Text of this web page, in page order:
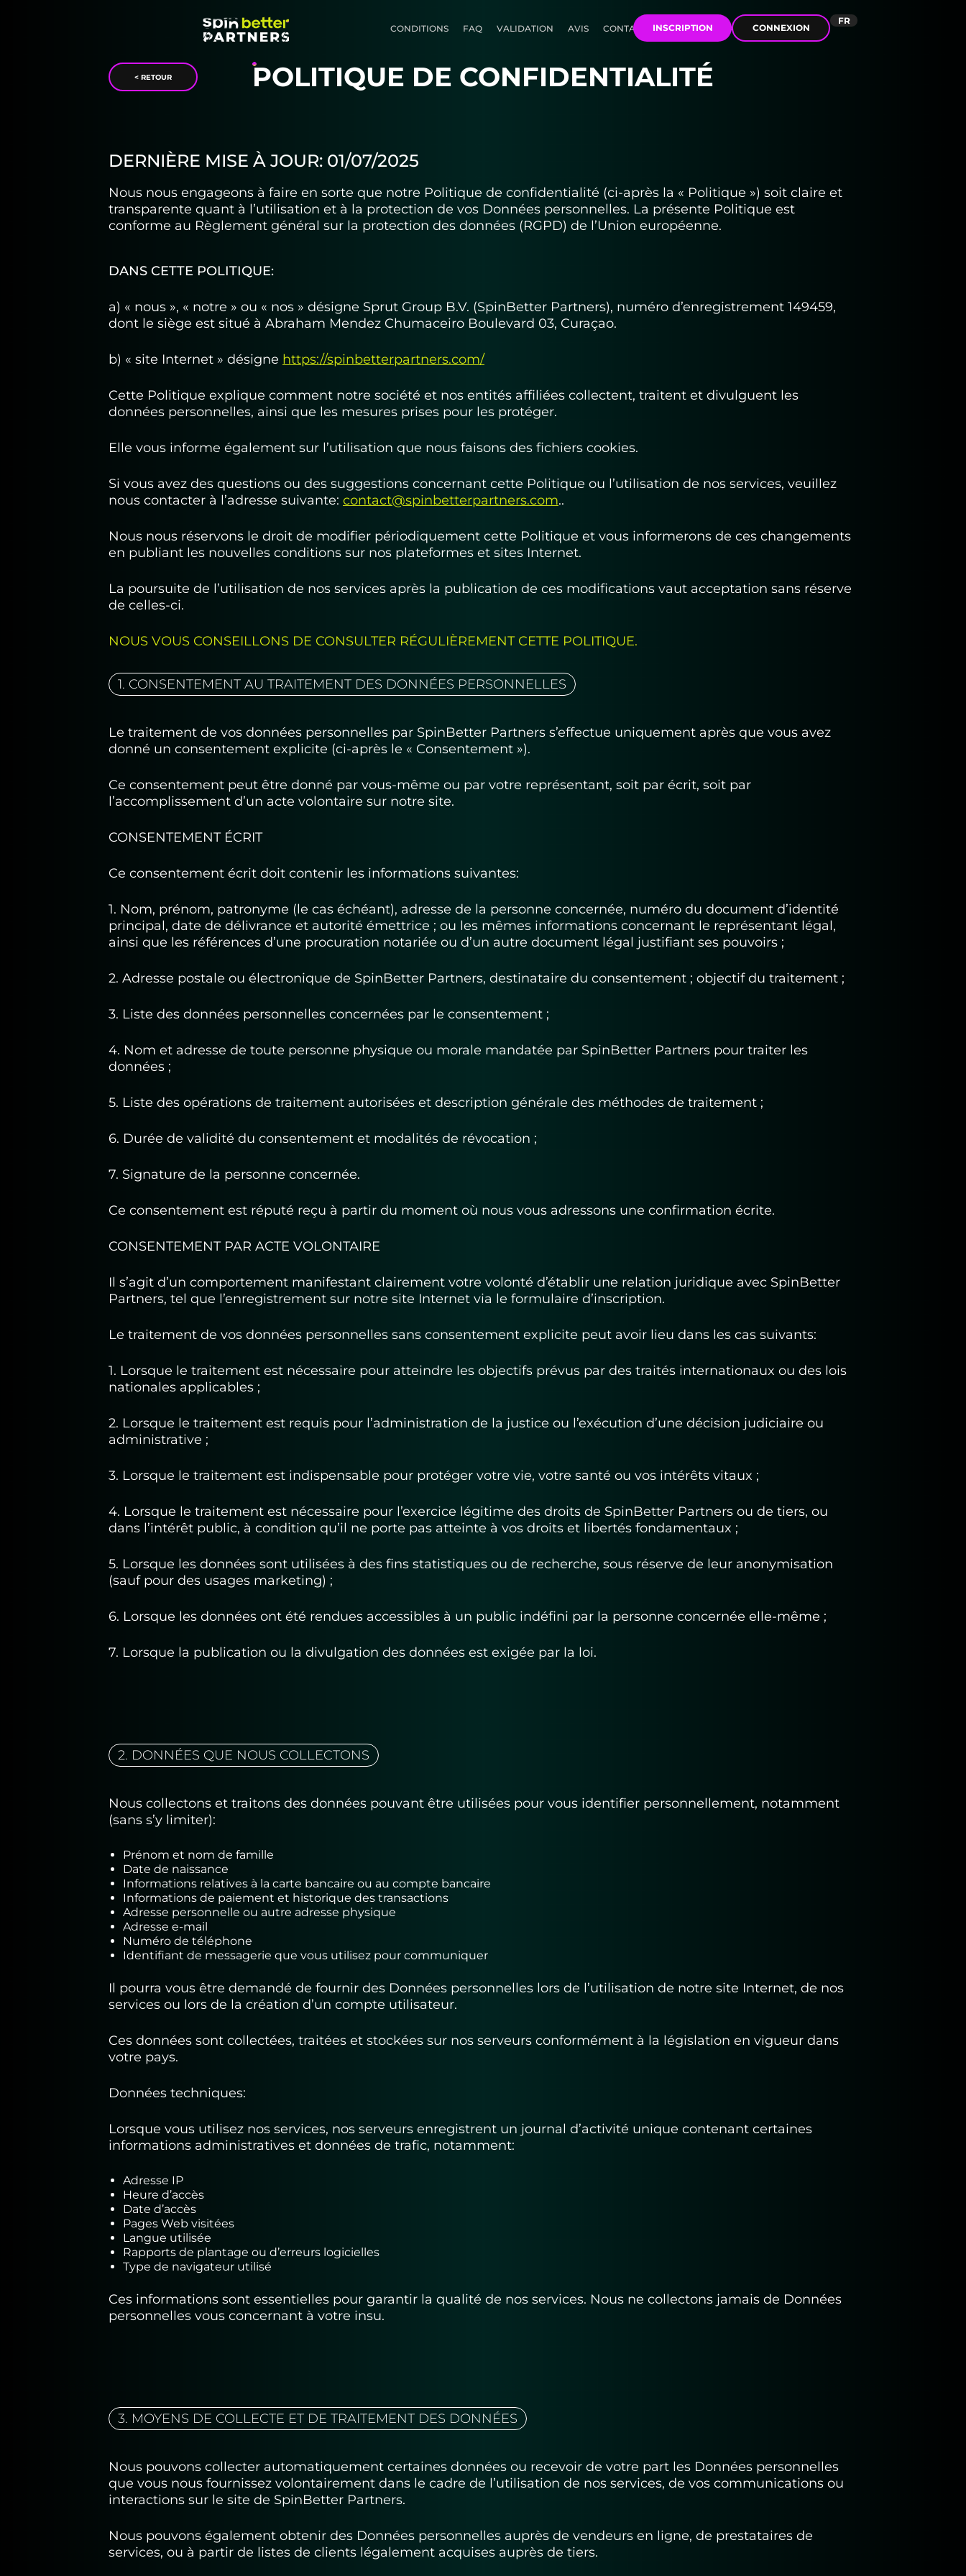
CONDITIONS FAQ VALIDATION AVIS CONTACTS & RÉSEAUX SOCIAUX
INSCRIPTION CONNEXION
FR
AR
POLITIQUE DE CONFIDENTIALITÉ
< RETOUR
DERNIÈRE MISE À JOUR: 01/07/2025
Nous nous engageons à faire en sorte que notre Politique de confidentialité (ci-après la « Politique ») soit claire et
transparente quant à l’utilisation et à la protection de vos Données personnelles. La présente Politique est
conforme au Règlement général sur la protection des données (RGPD) de l’Union européenne.
DANS CETTE POLITIQUE:
a) « nous », « notre » ou « nos » désigne Sprut Group B.V. (SpinBetter Partners), numéro d’enregistrement 149459,
dont le siège est situé à Abraham Mendez Chumaceiro Boulevard 03, Curaçao.
b) « site Internet » désigne https://spinbetterpartners.com/
Cette Politique explique comment notre société et nos entités affiliées collectent, traitent et divulguent les
données personnelles, ainsi que les mesures prises pour les protéger.
Elle vous informe également sur l’utilisation que nous faisons des fichiers cookies.
Si vous avez des questions ou des suggestions concernant cette Politique ou l’utilisation de nos services, veuillez
nous contacter à l’adresse suivante: contact@spinbetterpartners.com..
Nous nous réservons le droit de modifier périodiquement cette Politique et vous informerons de ces changements
en publiant les nouvelles conditions sur nos plateformes et sites Internet.
La poursuite de l’utilisation de nos services après la publication de ces modifications vaut acceptation sans réserve
de celles-ci.
NOUS VOUS CONSEILLONS DE CONSULTER RÉGULIÈREMENT CETTE POLITIQUE.
1. CONSENTEMENT AU TRAITEMENT DES DONNÉES PERSONNELLES
Le traitement de vos données personnelles par SpinBetter Partners s’effectue uniquement après que vous avez
donné un consentement explicite (ci-après le « Consentement »).
Ce consentement peut être donné par vous-même ou par votre représentant, soit par écrit, soit par
l’accomplissement d’un acte volontaire sur notre site.
CONSENTEMENT ÉCRIT
Ce consentement écrit doit contenir les informations suivantes:
1. Nom, prénom, patronyme (le cas échéant), adresse de la personne concernée, numéro du document d’identité
principal, date de délivrance et autorité émettrice ; ou les mêmes informations concernant le représentant légal,
ainsi que les références d’une procuration notariée ou d’un autre document légal justifiant ses pouvoirs ;
2. Adresse postale ou électronique de SpinBetter Partners, destinataire du consentement ; objectif du traitement ;
3. Liste des données personnelles concernées par le consentement ;
4. Nom et adresse de toute personne physique ou morale mandatée par SpinBetter Partners pour traiter les
données ;
5. Liste des opérations de traitement autorisées et description générale des méthodes de traitement ;
6. Durée de validité du consentement et modalités de révocation ;
7. Signature de la personne concernée.
Ce consentement est réputé reçu à partir du moment où nous vous adressons une confirmation écrite.
CONSENTEMENT PAR ACTE VOLONTAIRE
Il s’agit d’un comportement manifestant clairement votre volonté d’établir une relation juridique avec SpinBetter
Partners, tel que l’enregistrement sur notre site Internet via le formulaire d’inscription.
Le traitement de vos données personnelles sans consentement explicite peut avoir lieu dans les cas suivants:
1. Lorsque le traitement est nécessaire pour atteindre les objectifs prévus par des traités internationaux ou des lois
nationales applicables ;
2. Lorsque le traitement est requis pour l’administration de la justice ou l’exécution d’une décision judiciaire ou
administrative ;
3. Lorsque le traitement est indispensable pour protéger votre vie, votre santé ou vos intérêts vitaux ;
4. Lorsque le traitement est nécessaire pour l’exercice légitime des droits de SpinBetter Partners ou de tiers, ou
dans l’intérêt public, à condition qu’il ne porte pas atteinte à vos droits et libertés fondamentaux ;
5. Lorsque les données sont utilisées à des fins statistiques ou de recherche, sous réserve de leur anonymisation
(sauf pour des usages marketing) ;
6. Lorsque les données ont été rendues accessibles à un public indéfini par la personne concernée elle-même ;
7. Lorsque la publication ou la divulgation des données est exigée par la loi.
2. DONNÉES QUE NOUS COLLECTONS
Nous collectons et traitons des données pouvant être utilisées pour vous identifier personnellement, notamment
(sans s’y limiter):
Prénom et nom de famille
Date de naissance
Informations relatives à la carte bancaire ou au compte bancaire
Informations de paiement et historique des transactions
Adresse personnelle ou autre adresse physique
Adresse e-mail
Numéro de téléphone
Identifiant de messagerie que vous utilisez pour communiquer
Il pourra vous être demandé de fournir des Données personnelles lors de l’utilisation de notre site Internet, de nos
services ou lors de la création d’un compte utilisateur.
Ces données sont collectées, traitées et stockées sur nos serveurs conformément à la législation en vigueur dans
votre pays.
Données techniques:
Lorsque vous utilisez nos services, nos serveurs enregistrent un journal d’activité unique contenant certaines
informations administratives et données de trafic, notamment:
Adresse IP
Heure d’accès
Date d’accès
Pages Web visitées
Langue utilisée
Rapports de plantage ou d’erreurs logicielles
Type de navigateur utilisé
Ces informations sont essentielles pour garantir la qualité de nos services. Nous ne collectons jamais de Données
personnelles vous concernant à votre insu.
3. MOYENS DE COLLECTE ET DE TRAITEMENT DES DONNÉES
Nous pouvons collecter automatiquement certaines données ou recevoir de votre part les Données personnelles
que vous nous fournissez volontairement dans le cadre de l’utilisation de nos services, de vos communications ou
interactions sur le site de SpinBetter Partners.
Nous pouvons également obtenir des Données personnelles auprès de vendeurs en ligne, de prestataires de
services, ou à partir de listes de clients légalement acquises auprès de tiers.